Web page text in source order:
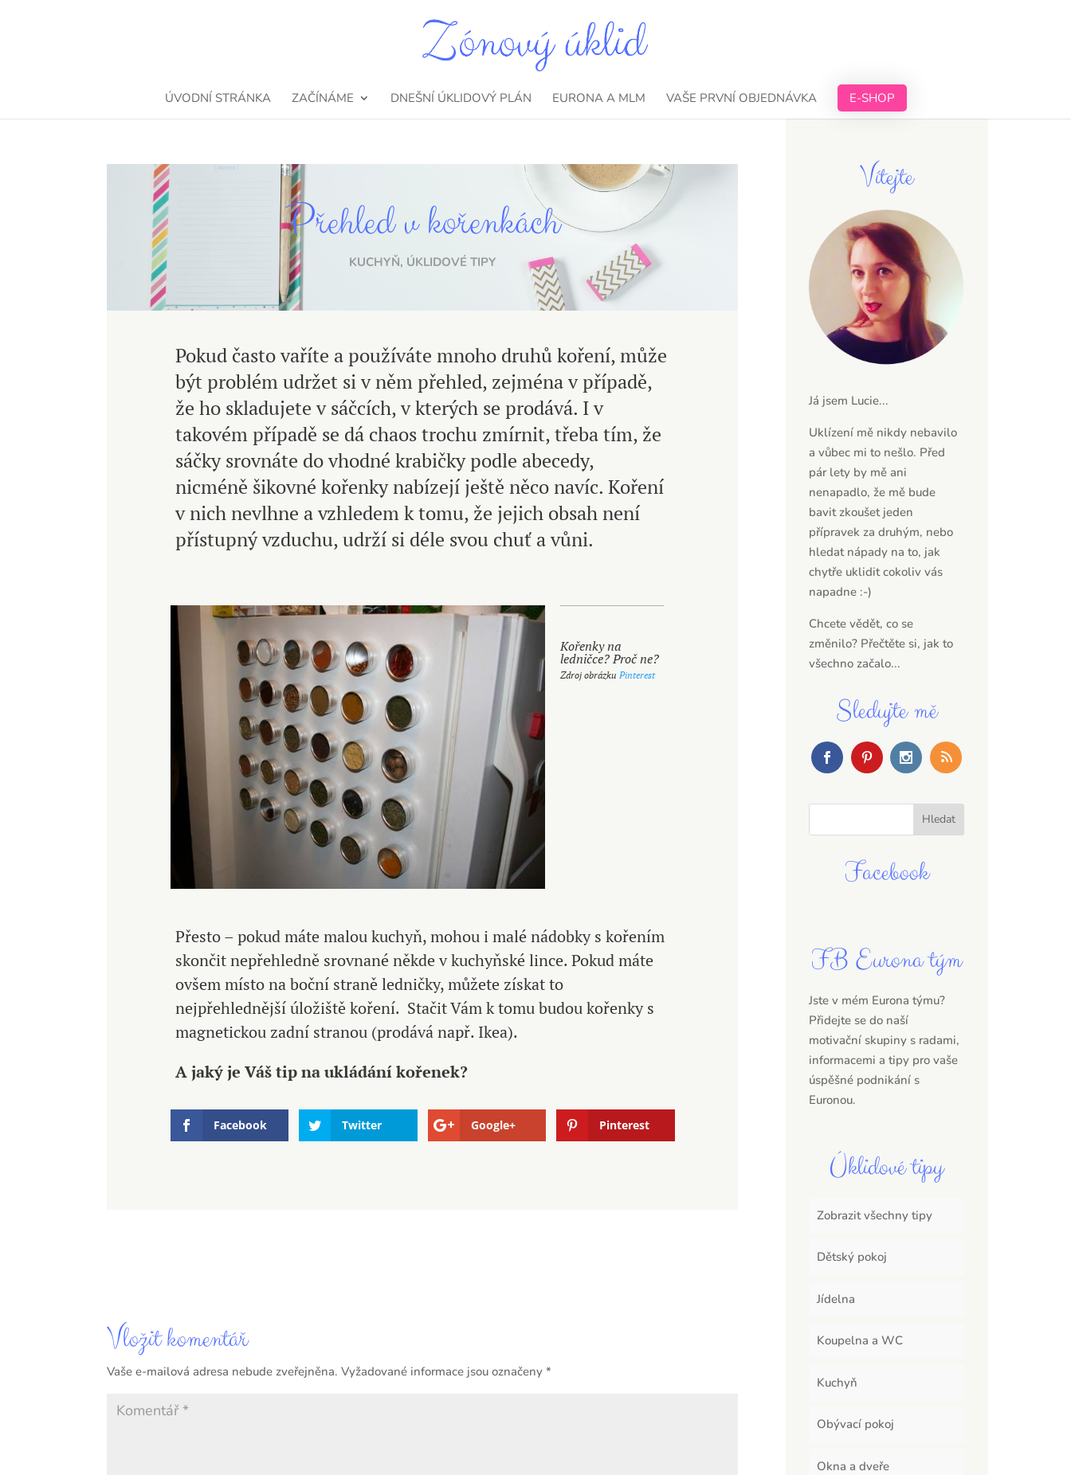
ÚVODNÍ STRÁNKA ZAČÍNÁME DNEŠNÍ ÚKLIDOVÝ PLÁN EURONA A MLM VAŠE PRVNÍ OBJEDNÁVKA E-SHOP
Přehled v kořenkách
KUCHYŇ, ÚKLIDOVÉ TIPY
Pokud často vaříte a používáte mnoho druhů koření, může
být problém udržet si v něm přehled, zejména v případě,
že ho skladujete v sáčcích, v kterých se prodává. I v
takovém případě se dá chaos trochu zmírnit, třeba tím, že
sáčky srovnáte do vhodné krabičky podle abecedy,
nicméně šikovné kořenky nabízejí ještě něco navíc. Koření
v nich nevlhne a vzhledem k tomu, že jejich obsah není
přístupný vzduchu, udrží si déle svou chuť a vůni.
Kořenky na
ledničce? Proč ne?
Zdroj obrázku Pinterest
Přesto – pokud máte malou kuchyň, mohou i malé nádobky s kořením
skončit nepřehledně srovnané někde v kuchyňské lince. Pokud máte
ovšem místo na boční straně ledničky, můžete získat to
nejpřehlednější úložiště koření. Stačit Vám k tomu budou kořenky s
magnetickou zadní stranou (prodává např. Ikea).
A jaký je Váš tip na ukládání kořenek?
Facebook Twitter Google+ Pinterest
Vložit komentář
Vaše e-mailová adresa nebude zveřejněna. Vyžadované informace jsou označeny*
Vítejte
Já jsem Lucie...
Uklízení mě nikdy nebavilo
a vůbec mi to nešlo. Před
pár lety by mě ani
nenapadlo, že mě bude
bavit zkoušet jeden
přípravek za druhým, nebo
hledat nápady na to, jak
chytře uklidit cokoliv vás
napadne :-)
Chcete vědět, co se
změnilo? Přečtěte si, jak to
všechno začalo...
Sledujte mě
Facebook
FB Eurona tým
Jste v mém Eurona týmu?
Přidejte se do naší
motivační skupiny s radami,
informacemi a tipy pro vaše
úspěšné podnikání s
Euronou.
Úklidové tipy
Zobrazit všechny tipy
Dětský pokoj
Jídelna
Koupelna a WC
Kuchyň
Obývací pokoj
Okna a dveře